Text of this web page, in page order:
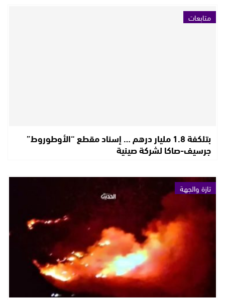
متابعات
بتلكفة 1.8 مليار درهم … إسناد مقطع “الأوطوروط”
جرسيف-صاكا لشركة صينية
تازة والجهة